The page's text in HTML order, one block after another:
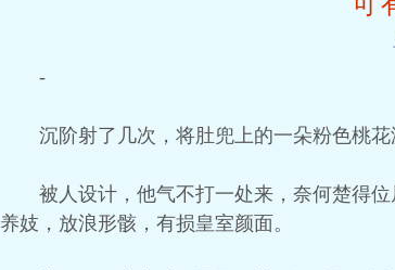
-
沉阶射了几次，将肚兜上的一朵粉色桃
被人设计，他气不打一处来，奈何楚得
养妓，放浪形骸，有损皇室颜面。